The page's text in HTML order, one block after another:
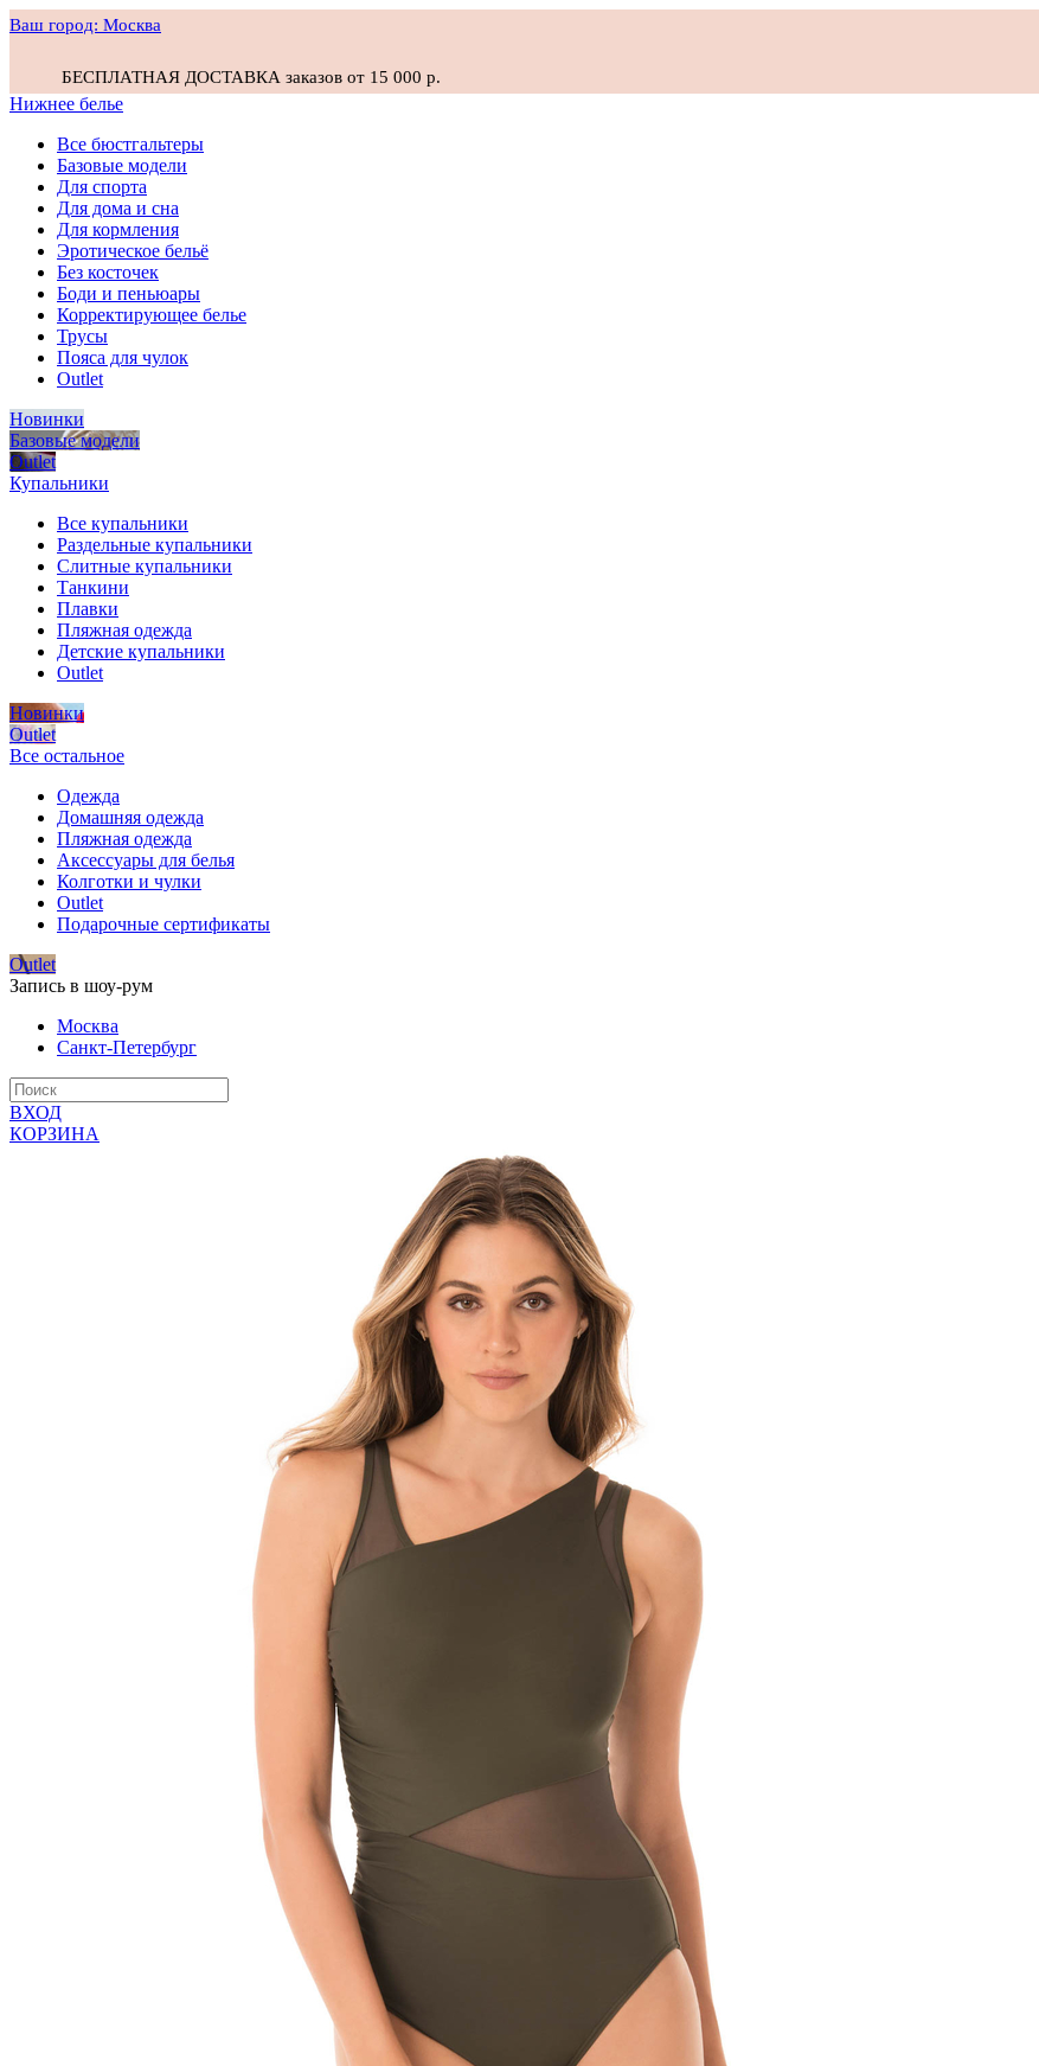
Ваш город: Москва
БЕСПЛАТНАЯ ДОСТАВКА заказов от 15 000 р.
Нижнее белье
Все бюстгальтеры
Базовые модели
Для спорта
Для дома и сна
Для кормления
Эротическое бельё
Без косточек
Боди и пеньюары
Корректирующее белье
Трусы
Пояса для чулок
Outlet
Новинки
Базовые модели
Outlet
Купальники
Все купальники
Раздельные купальники
Слитные купальники
Танкини
Плавки
Пляжная одежда
Детские купальники
Outlet
Новинки
Outlet
Все остальное
Одежда
Домашняя одежда
Пляжная одежда
Аксессуары для белья
Колготки и чулки
Outlet
Подарочные сертификаты
Outlet
Запись в шоу-рум
Москва
Санкт-Петербург
ВХОД
КОРЗИНА